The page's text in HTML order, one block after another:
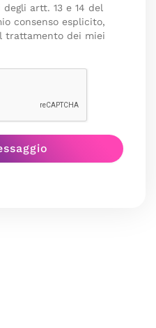
degli artt. 13 e 14 del
consenso esplicito,
trattamento dei miei